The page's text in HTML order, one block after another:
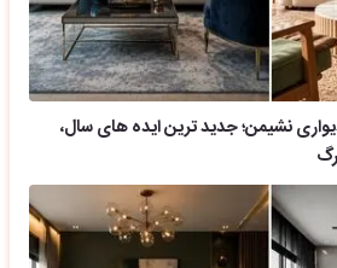
نشیمن؛ جدید ترین ایده های سال،